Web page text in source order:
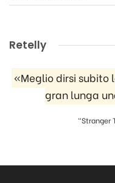
Retelly
«Meglio dirsi subito
gran lunga
"Stranger